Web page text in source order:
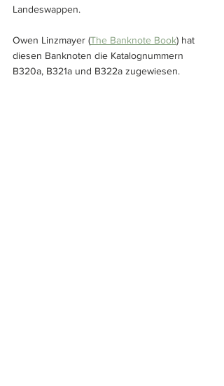
Landeswappen.
Owen Linzmayer (The Banknote Book) hat
diesen Banknoten die Katalognummern
B320a, B321a und B322a zugewiesen.